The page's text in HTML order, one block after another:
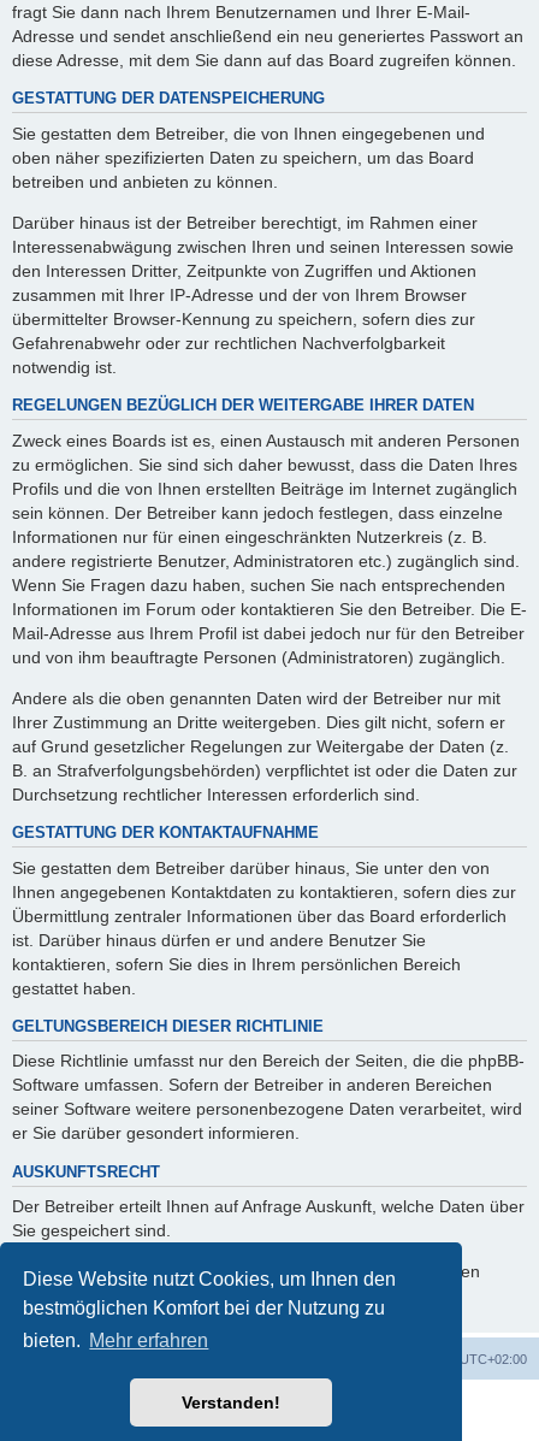
Diese Website nutzt Cookies, um Ihnen den
bestmöglichen Komfort bei der Nutzung zu
bieten. Mehr erfahren
Verstanden!
fragt Sie dann nach Ihrem Benutzernamen und Ihrer E-Mail-
Adresse und sendet anschließend ein neu generiertes Passwort an
diese Adresse, mit dem Sie dann auf das Board zugreifen können.
GESTATTUNG DER DATENSPEICHERUNG
Sie gestatten dem Betreiber, die von Ihnen eingegebenen und
oben näher spezifizierten Daten zu speichern, um das Board
betreiben und anbieten zu können.
Darüber hinaus ist der Betreiber berechtigt, im Rahmen einer
Interessenabwägung zwischen Ihren und seinen Interessen sowie
den Interessen Dritter, Zeitpunkte von Zugriffen und Aktionen
zusammen mit Ihrer IP-Adresse und der von Ihrem Browser
übermittelter Browser-Kennung zu speichern, sofern dies zur
Gefahrenabwehr oder zur rechtlichen Nachverfolgbarkeit
notwendig ist.
REGELUNGEN BEZÜGLICH DER WEITERGABE IHRER DATEN
Zweck eines Boards ist es, einen Austausch mit anderen Personen
zu ermöglichen. Sie sind sich daher bewusst, dass die Daten Ihres
Profils und die von Ihnen erstellten Beiträge im Internet zugänglich
sein können. Der Betreiber kann jedoch festlegen, dass einzelne
Informationen nur für einen eingeschränkten Nutzerkreis (z. B.
andere registrierte Benutzer, Administratoren etc.) zugänglich sind.
Wenn Sie Fragen dazu haben, suchen Sie nach entsprechenden
Informationen im Forum oder kontaktieren Sie den Betreiber. Die E-
Mail-Adresse aus Ihrem Profil ist dabei jedoch nur für den Betreiber
und von ihm beauftragte Personen (Administratoren) zugänglich.
Andere als die oben genannten Daten wird der Betreiber nur mit
Ihrer Zustimmung an Dritte weitergeben. Dies gilt nicht, sofern er
auf Grund gesetzlicher Regelungen zur Weitergabe der Daten (z.
B. an Strafverfolgungsbehörden) verpflichtet ist oder die Daten zur
Durchsetzung rechtlicher Interessen erforderlich sind.
GESTATTUNG DER KONTAKTAUFNAHME
Sie gestatten dem Betreiber darüber hinaus, Sie unter den von
Ihnen angegebenen Kontaktdaten zu kontaktieren, sofern dies zur
Übermittlung zentraler Informationen über das Board erforderlich
ist. Darüber hinaus dürfen er und andere Benutzer Sie
kontaktieren, sofern Sie dies in Ihrem persönlichen Bereich
gestattet haben.
GELTUNGSBEREICH DIESER RICHTLINIE
Diese Richtlinie umfasst nur den Bereich der Seiten, die die phpBB-
Software umfassen. Sofern der Betreiber in anderen Bereichen
seiner Software weitere personenbezogene Daten verarbeitet, wird
er Sie darüber gesondert informieren.
AUSKUNFTSRECHT
Der Betreiber erteilt Ihnen auf Anfrage Auskunft, welche Daten über
Sie gespeichert sind.
Sie können jederzeit die Löschung bzw. Sperrung Ihrer Daten
verlangen. Kontaktieren Sie hierzu bitte den Betreiber.
UTC+02:00
Powered byphpBB® Forum Software © phpBB Limited
phpBB.de